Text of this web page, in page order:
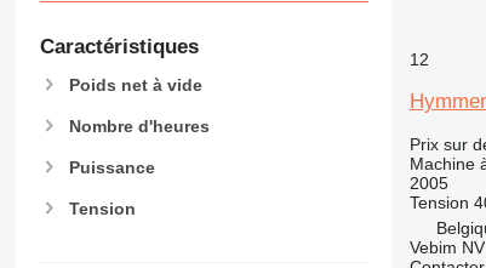
Caractéristiques
Poids net à vide
Nombre d'heures
Puissance
Tension
12
Prix sur
Machine
2005
Tension
Vebim NV